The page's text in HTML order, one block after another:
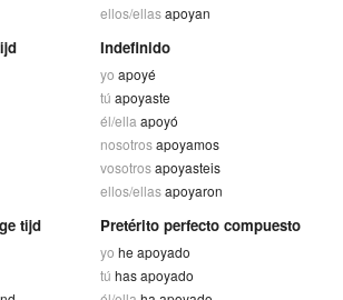
ellos/ellasapoyan
Indefinido
yo apoyé
tú apoyaste
él/ella apoyó
nosotrosapoyamos
vosotrosapoyasteis
ellos/ellasapoyaron
tijd Pretérito perfecto compuesto
yo he apoyado
tú has apoyado